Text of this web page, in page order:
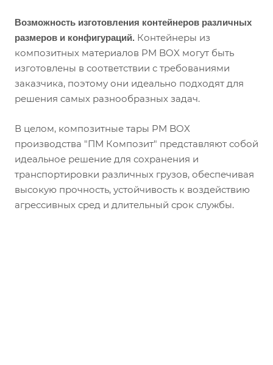
Возможность изготовления контейнеров различных
размеров и конфигураций. Контейнеры из
композитных материалов PM BOX могут быть
изготовлены в соответствии с требованиями
заказчика, поэтому они идеально подходят для
решения самых разнообразных задач.
В целом, композитные тары PM BOX
производства "ПМ Композит" представляют собой
идеальное решение для сохранения и
транспортировки различных грузов, обеспечивая
высокую прочность, устойчивость к воздействию
агрессивных сред и длительный срок службы.